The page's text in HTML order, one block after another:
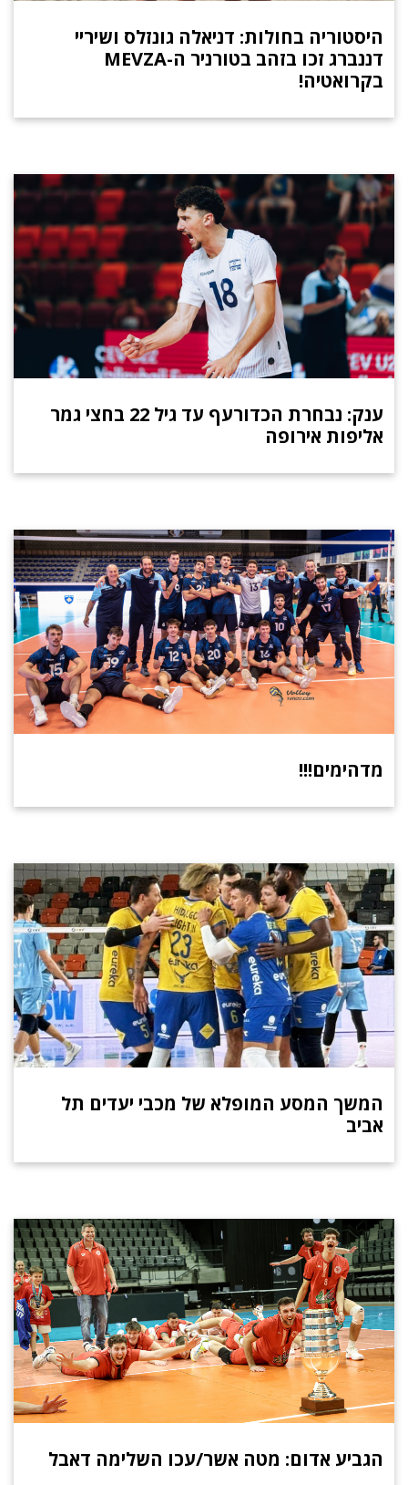
היסטוריה בחולות: דניאלה גונזלס ושיריי
דננברג זכו בזהב בטורניר ה-MEVZA
בקרואטיה!
ענק: נבחרת הכדורעף עד גיל 22 בחצי גמר
אליפות אירופה
מדהימים!!!
המשך המסע המופלא של מכבי יעדים תל
אביב
הגביע אדום: מטה אשר/עכו השלימה דאבל